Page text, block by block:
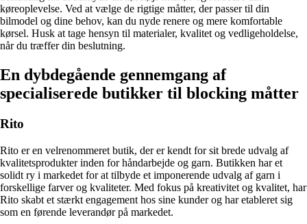
køreoplevelse. Ved at vælge de rigtige måtter, der passer til din
bilmodel og dine behov, kan du nyde renere og mere komfortable
kørsel. Husk at tage hensyn til materialer, kvalitet og vedligeholdelse,
når du træffer din beslutning.
En dybdegående gennemgang af
specialiserede butikker til blocking måtter
Rito
Rito er en velrenommeret butik, der er kendt for sit brede udvalg af
kvalitetsprodukter inden for håndarbejde og garn. Butikken har et
solidt ry i markedet for at tilbyde et imponerende udvalg af garn i
forskellige farver og kvaliteter. Med fokus på kreativitet og kvalitet, har
Rito skabt et stærkt engagement hos sine kunder og har etableret sig
som en førende leverandør på markedet.